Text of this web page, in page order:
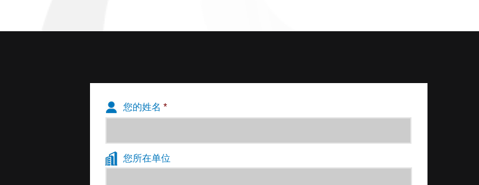
您的姓名 *
您所在单位